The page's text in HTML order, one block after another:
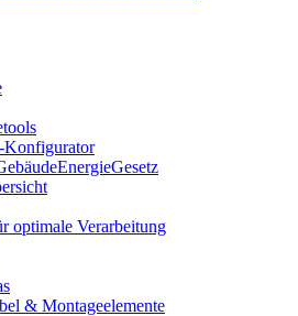
Konfigurator
optimale Verarbeitung
& Montageelemente